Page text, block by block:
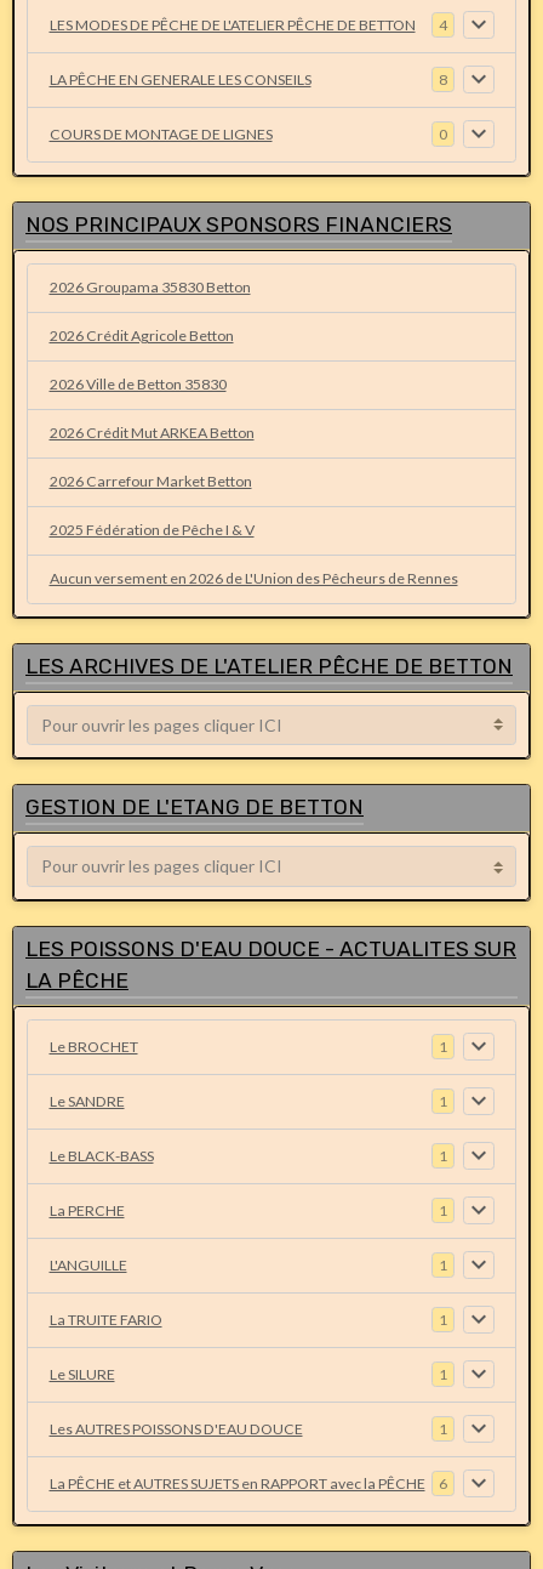
LES MODES DE PÊCHE DE L'ATELIER PÊCHE DE BETTON 4
LA PÊCHE EN GENERALE LES CONSEILS 8
COURS DE MONTAGE DE LIGNES 0
NOS PRINCIPAUX SPONSORS FINANCIERS
2026 Groupama 35830 Betton
2026 Crédit Agricole Betton
2026 Ville de Betton 35830
2026 Crédit Mut ARKEA Betton
2026 Carrefour Market Betton
2025 Fédération de Pêche I & V
Aucun versement en 2026 de L'Union des Pêcheurs de Rennes
LES ARCHIVES DE L'ATELIER PÊCHE DE BETTON
GESTION DE L'ETANG DE BETTON
LES POISSONS D'EAU DOUCE - ACTUALITES SUR
LA PÊCHE
Le BROCHET 1
Le SANDRE 1
Le BLACK-BASS 1
La PERCHE 1
L'ANGUILLE 1
La TRUITE FARIO 1
Le SILURE 1
Les AUTRES POISSONS D'EAU DOUCE 1
La PÊCHE et AUTRES SUJETS en RAPPORT avec la PÊCHE 6